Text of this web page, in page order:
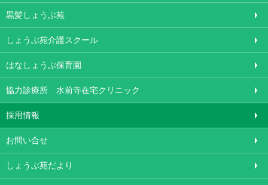
黒髪しょうぶ苑
しょうぶ苑介護スクール
はなしょうぶ保育園
協力診療所 水前寺在宅クリニック
採用情報
お問い合せ
しょうぶ苑だより